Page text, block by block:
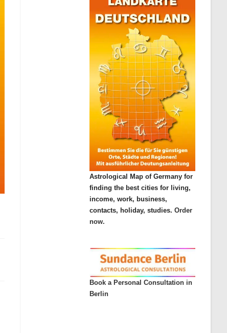
Astrological Map of Germany for
finding the best cities for living,
income, work, business,
contacts, holiday, studies. Order
now.
Book a Personal Consultation in
Berlin